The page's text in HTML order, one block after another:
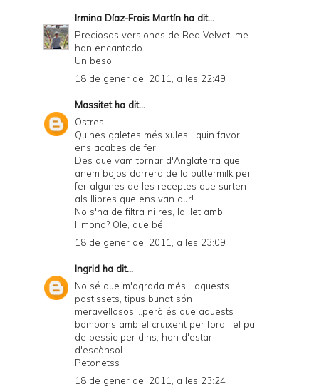
Irmina Díaz-Frois Martín ha dit...
Preciosas versiones de Red Velvet, me
han encantado.
Un beso.
18 de gener del 2011, a les 22:49
Massitetha dit...
Ostres!
Quines galetes més xules i quin favor
ens acabes de fer!
Des que vam tornar d'Anglaterra que
anem bojos darrera de la buttermilk per
fer algunes de les receptes que surten
als llibres que ens van dur!
No s'ha de filtra ni res, la llet amb
llimona? Ole, que bé!
18 de gener del 2011, a les 23:09
Ingrid ha dit...
No sé que m'agrada més....aquests
pastissets, tipus bundt són
meravellosos....però és que aquests
bombons amb el cruixent per fora i el pa
de pessic per dins, han d'estar
d'escànsol.
Petonetss
18 de gener del 2011, a les 23:24